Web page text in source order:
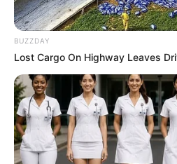
BUZZDAY
Lost Cargo On Highway Leaves